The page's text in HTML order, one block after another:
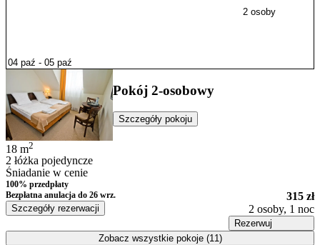
2 osoby
Pokój 2-osobowy
Szczegóły pokoju
18 m2
2 łóżka pojedyncze
Śniadanie w cenie
100% przedpłaty
Bezpłatna anulacja do 26 wrz.
Szczegóły rezerwacji
315 zł
2 osoby, 1 noc
Rezerwuj
Zobacz wszystkie pokoje (11)